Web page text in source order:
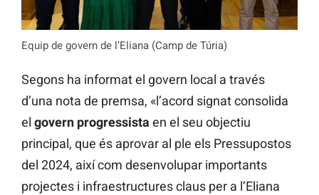
Equip de govern de l’Eliana (Camp de Túria)
Segons ha informat el govern local a través
d’una nota de premsa, «l’acord signat consolida
el govern progressista en el seu objectiu
principal, que és aprovar al ple els Pressupostos
del 2024, així com desenvolupar importants
projectes i infraestructures claus per a l’Eliana